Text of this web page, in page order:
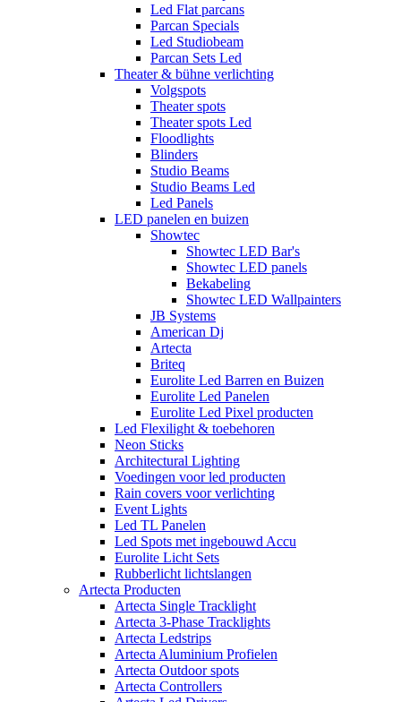
Led Flat parcans
Parcan Specials
Led Studiobeam
Parcan Sets Led
Theater & bühne verlichting
Volgspots
Theater spots
Theater spots Led
Floodlights
Blinders
Studio Beams
Studio Beams Led
Led Panels
LED panelen en buizen
Showtec
Showtec LED Bar's
Showtec LED panels
Bekabeling
Showtec LED Wallpainters
JB Systems
American Dj
Artecta
Briteq
Eurolite Led Barren en Buizen
Eurolite Led Panelen
Eurolite Led Pixel producten
Led Flexilight & toebehoren
Neon Sticks
Architectural Lighting
Voedingen voor led producten
Rain covers voor verlichting
Event Lights
Led TL Panelen
Led Spots met ingebouwd Accu
Eurolite Licht Sets
Rubberlicht lichtslangen
Artecta Producten
Artecta Single Tracklight
Artecta 3-Phase Tracklights
Artecta Ledstrips
Artecta Aluminium Profielen
Artecta Outdoor spots
Artecta Controllers